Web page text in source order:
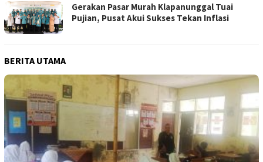
Gerakan Pasar Murah Klapanunggal Tuai
Pujian, Pusat Akui Sukses Tekan Inflasi
BERITA UTAMA